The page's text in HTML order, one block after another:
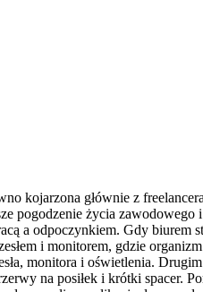
kojarzona głównie z
pogodzenie życia
a odpoczynkiem. Gdy biurem
i monitorem, gdzie
monitora i oświetlenia.
na posiłek i krótki spacer.